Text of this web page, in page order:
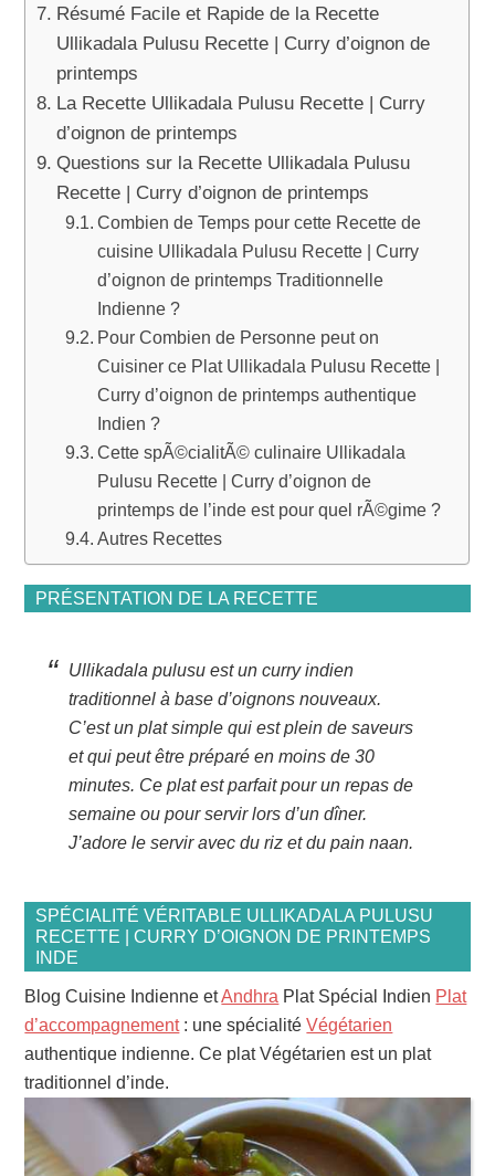
Résumé Facile et Rapide de la Recette
Ullikadala Pulusu Recette | Curry d’oignon de
printemps
La Recette Ullikadala Pulusu Recette | Curry
d’oignon de printemps
Questions sur la Recette Ullikadala Pulusu
Recette | Curry d’oignon de printemps
Combien de Temps pour cette Recette de
cuisine Ullikadala Pulusu Recette | Curry
d’oignon de printemps Traditionnelle
Indienne ?
Pour Combien de Personne peut on
Cuisiner ce Plat Ullikadala Pulusu Recette |
Curry d’oignon de printemps authentique
Indien ?
Cette spÃ©cialitÃ© culinaire Ullikadala
Pulusu Recette | Curry d’oignon de
printemps de l’inde est pour quel rÃ©gime ?
Autres Recettes
PRÉSENTATION DE LA RECETTE
Ullikadala pulusu est un curry indien
traditionnel à base d’oignons nouveaux.
C’est un plat simple qui est plein de saveurs
et qui peut être préparé en moins de 30
minutes. Ce plat est parfait pour un repas de
semaine ou pour servir lors d’un dîner.
J’adore le servir avec du riz et du pain naan.
SPÉCIALITÉ VÉRITABLE ULLIKADALA PULUSU
RECETTE | CURRY D’OIGNON DE PRINTEMPS
INDE
Blog Cuisine Indienne etAndhra Plat Spécial Indien Plat
d’accompagnement: une spécialitéVégétarien
authentique indienne. Ce plat Végétarien est un plat
traditionnel d’inde.